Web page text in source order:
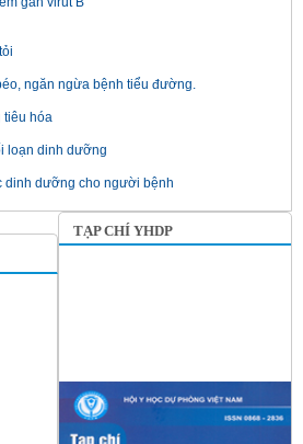
ngăn ngừa bệnh tiểu đường.
tiêu hóa
loạn dinh dưỡng
dinh dưỡng cho người bệnh
TẠP CHÍ YHDP